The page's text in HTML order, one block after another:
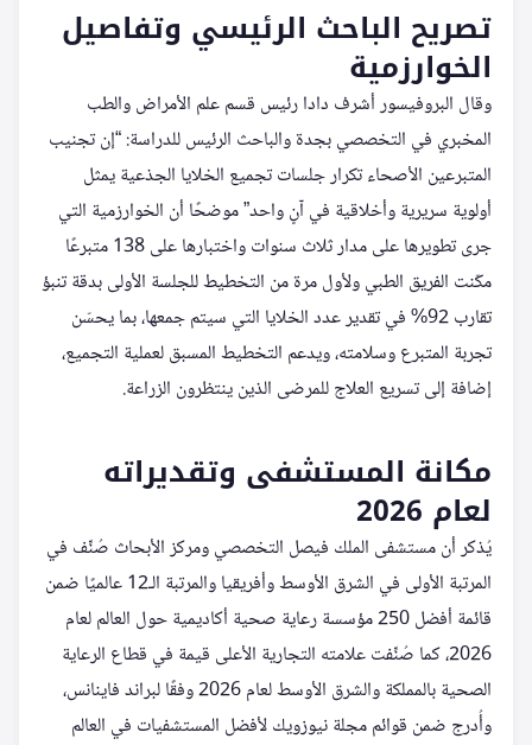
تصريح الباحث الرئيسي وتفاصيل
الخوارزمية
وقال البروفيسور أشرف دادا رئيس قسم علم الأمراض والطب
المخبري في التخصصي بجدة والباحث الرئيس للدراسة: “إن تجنيب
المتبرعين الأصحاء تكرار جلسات تجميع الخلايا الجذعية يمثل
أولوية سريرية وأخلاقية في آنٍ واحد” موضحًا أن الخوارزمية التي
جرى تطويرها على مدار ثلاث سنوات واختبارها على 138 متبرعًا
مكّنت الفريق الطبي ولأول مرة من التخطيط للجلسة الأولى بدقة تنبؤ
تقارب 92% في تقدير عدد الخلايا التي سيتم جمعها، بما يحسّن
تجربة المتبرع وسلامته، ويدعم التخطيط المسبق لعملية التجميع،
إضافة إلى تسريع العلاج للمرضى الذين ينتظرون الزراعة.
مكانة المستشفى وتقديراته
لعام 2026
يُذكر أن مستشفى الملك فيصل التخصصي ومركز الأبحاث صُنِّف في
المرتبة الأولى في الشرق الأوسط وأفريقيا والمرتبة الـ12 عالميًا ضمن
قائمة أفضل 250 مؤسسة رعاية صحية أكاديمية حول العالم لعام
2026، كما صُنِّفت علامته التجارية الأعلى قيمة في قطاع الرعاية
الصحية بالمملكة والشرق الأوسط لعام 2026 وفقًا لبراند فاينانس،
وأُدرج ضمن قوائم مجلة نيوزويك لأفضل المستشفيات في العالم